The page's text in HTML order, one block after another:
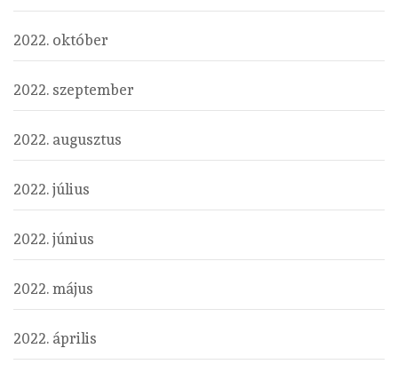
2022. október
2022. szeptember
2022. augusztus
2022. július
2022. június
2022. május
2022. április